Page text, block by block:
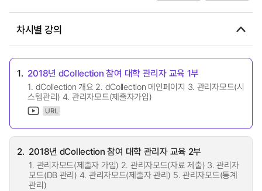
차시별 강의
1. 2018년 dCollection 참여 대학 관리자 교육 1부
1. dCollection 개요 2. dCollection 메인페이지 3. 관리자모드(시
스템관리) 4. 관리자모드(제출자가입)
URL
2. 2018년 dCollection 참여 대학 관리자 교육 2부
1. 관리자모드(제출자 가입) 2. 관리자모드(자료 제출) 3. 관리자
모드(DB 관리) 4. 관리자모드(제출자 관리) 5. 관리자모드(통계
관리)